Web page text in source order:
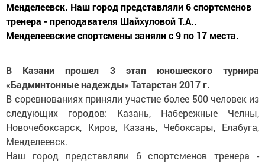
Менделеевск. Наш город представляли 6 спортсменов
тренера - преподавателя Шайхуловой Т.А..
Менделеевские спортсмены заняли с 9 по 17 места.
В Казани прошел 3 этап юношеского турнира
«Бадминтонные надежды» Татарстан 2017 г.
В соревнованиях приняли участие более 500 человек из
следующих городов: Казань, Набережные Челны,
Новочебоксарск, Киров, Казань, Чебоксары, Елабуга,
Менделеевск.
Наш город представляли 6 спортсменов тренера -